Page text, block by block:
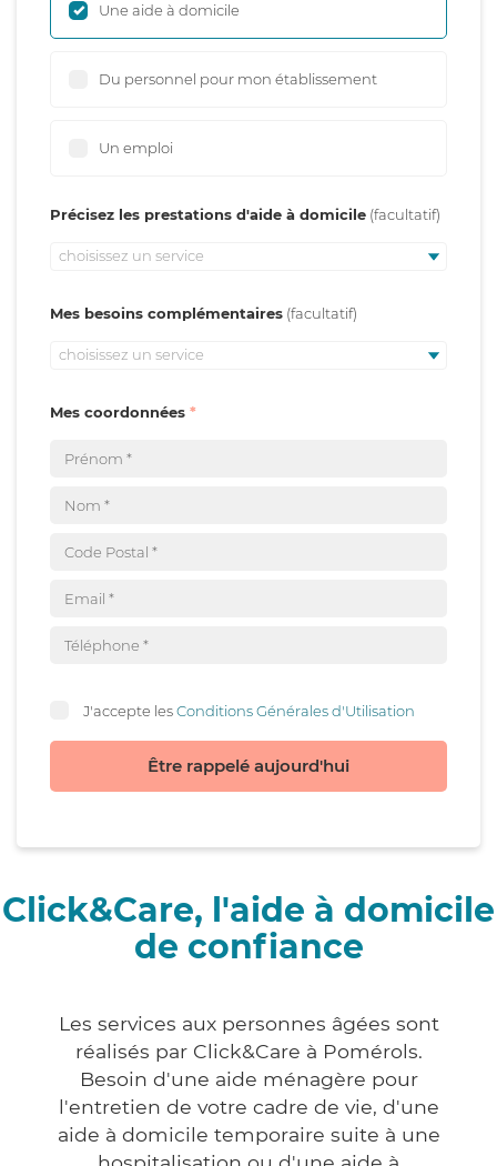
Une aide à domicile
Du personnel pour mon établissement
Un emploi
Précisez les prestations d'aide à domicile
choisissez un service
Mes besoins complémentaires
choisissez un service
Mes coordonnées
J'accepte lesConditions Générales d'Utilisation
Être rappelé aujourd'hui
Click&Care, l'aide à domicile
de confiance
Les services aux personnes âgées sont
réalisés par Click&Care à Pomérols.
Besoin d'une aide ménagère pour
l'entretien de votre cadre de vie, d'une
aide à domicile temporaire suite à une